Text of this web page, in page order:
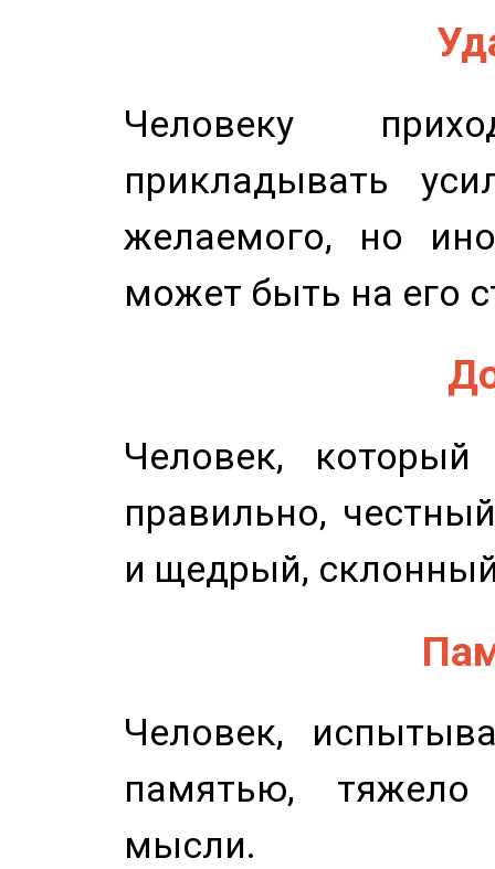
Человеку
прикладывать
желаемого, но
может быть на его
Человек,
правильно,
и щедрый,
Человек,
памятью,
мысли.